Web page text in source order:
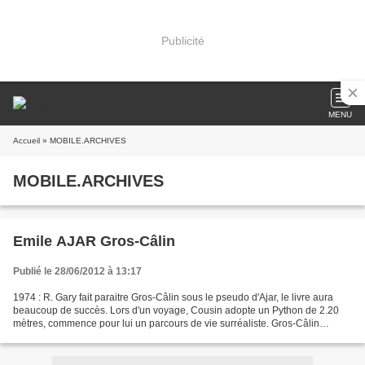
Publicité
MENU
Accueil » MOBILE.ARCHIVES
MOBILE.ARCHIVES
Emile AJAR Gros-Câlin
Publié le 28/06/2012 à 13:17
1974 : R. Gary fait paraitre Gros-Câlin sous le pseudo d'Ajar, le livre aura
beaucoup de succès. Lors d'un voyage, Cousin adopte un Python de 2.20
mètres, commence pour lui un parcours de vie surréaliste. Gros-Câlin